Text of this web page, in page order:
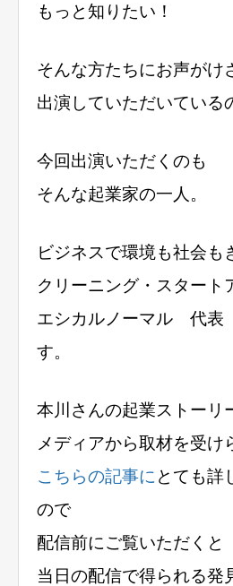
もっと知りたい！
そんな方たちにお声がけ
出演していただいている
今回出演いただくのも
そんな起業家の一人。
ビジネスで環境も社会も
クリーニング・スタート
エシカルノーマル 代
す。
本川さんの起業ストーリ
メディアから取材を受け
こちらの記事に とても詳
ので
配信前にご覧いただくと
当日の配信で得られる発